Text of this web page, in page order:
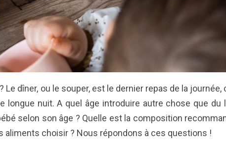
Le dîner, ou le souper, est le dernier repas de la journée,
longue nuit. A quel âge introduire autre chose que du
selon son âge ? Quelle est la composition
aliments choisir ? Nous répondons à ces questions !